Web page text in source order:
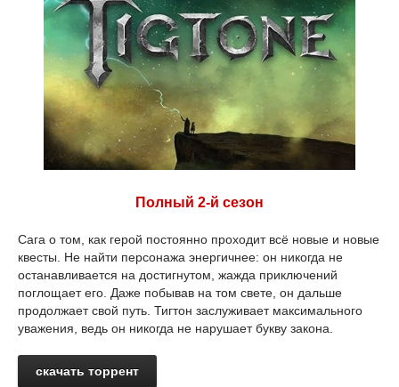
Полный 2-й сезон
Сага о том, как герой постоянно проходит всё новые и новые
квесты. Не найти персонажа энергичнее: он никогда не
останавливается на достигнутом, жажда приключений
поглощает его. Даже побывав на том свете, он дальше
продолжает свой путь. Тигтон заслуживает максимального
уважения, ведь он никогда не нарушает букву закона.
скачать торрент